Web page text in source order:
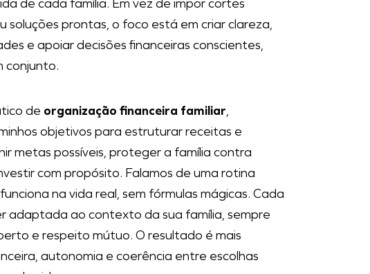
de cada família. Em vez de impor cortes
soluções prontas, o foco está em criar clareza,
e apoiar decisões financeiras conscientes,
conjunto.
de organização financeira familiar,
objetivos para estruturar receitas e
metas possíveis, proteger a família contra
com propósito. Falamos de uma rotina
na vida real, sem fórmulas mágicas. Cada
adaptada ao contexto da sua família, sempre
e respeito mútuo. O resultado é mais
autonomia e coerência entre escolhas